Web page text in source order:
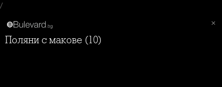
/
Поляни с макове (10)